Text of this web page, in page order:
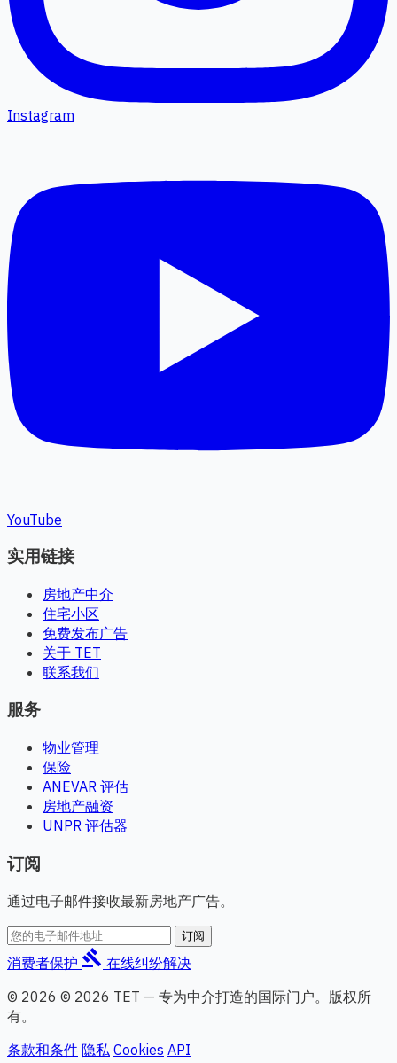
Instagram
YouTube
实用链接
房地产中介
住宅小区
免费发布广告
关于 TET
联系我们
服务
物业管理
保险
ANEVAR 评估
房地产融资
UNPR 评估器
订阅
通过电子邮件接收最新房地产广告。
订阅
消费者保护 gavel 在线纠纷解决
© 2026 © 2026 TET — 专为中介打造的国际门户。版权所
有。
条款和条件 隐私 Cookies API